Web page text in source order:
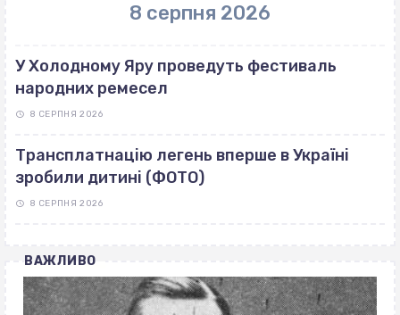
8 серпня 2026
У Холодному Яру проведуть фестиваль
народних ремесел
8 СЕРПНЯ 2026
Трансплатнацію легень вперше в Україні
зробили дитині (ФОТО)
8 СЕРПНЯ 2026
ВАЖЛИВО